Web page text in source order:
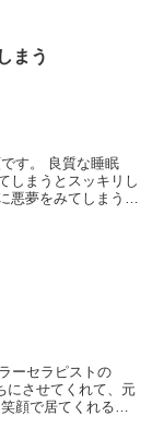
まう
す。 良質な睡眠
しまうとスッキリし
悪夢をみてしまうこ
ーセラピストの
にさせてくれて、元
顔で居てくれる人